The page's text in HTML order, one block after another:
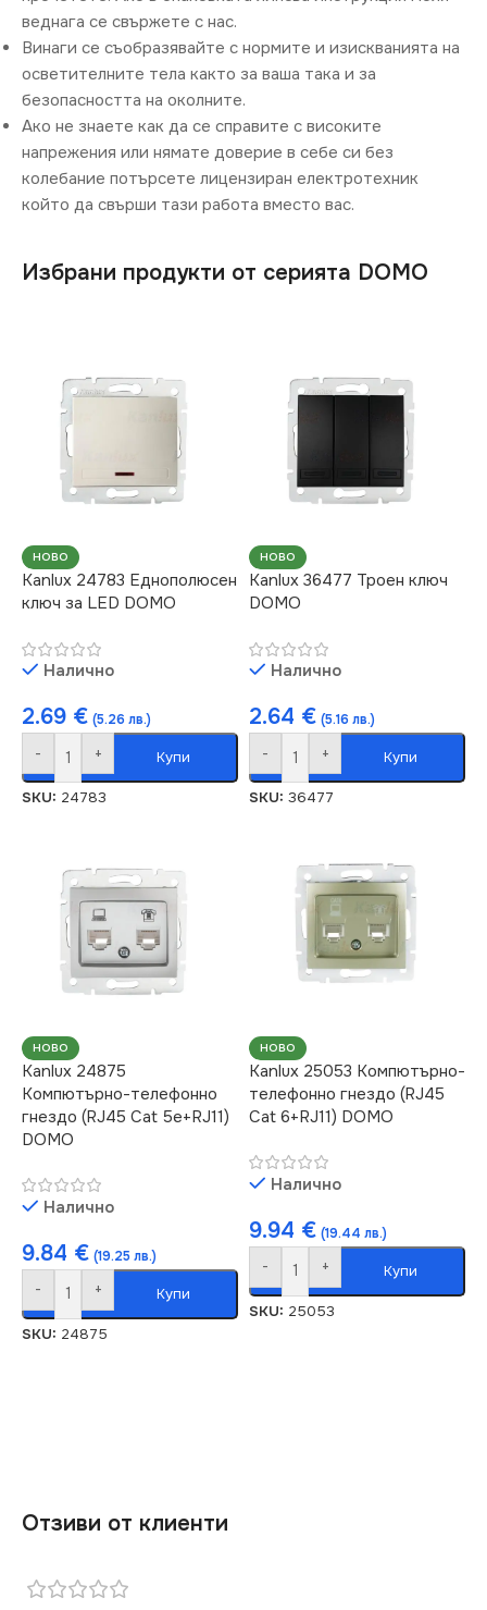
веднага се свържете с нас.
Винаги се съобразявайте с нормите и изискванията на
осветителните тела както за ваша така и за
безопасността на околните.
Ако не знаете как да се справите с високите
напрежения или нямате доверие в себе си без
колебание потърсете лицензиран електротехник
който да свърши тази работа вместо вас.
Избрани продукти от серията DOMO
НОВО
Kanlux 24783 Еднополюсен
ключ за LED DOMO
Налично
2.69 € (5.26 лв.)
- + Купи
SKU: 24783
НОВО
Kanlux 36477 Троен ключ
DOMO
Налично
2.64 € (5.16 лв.)
- + Купи
SKU: 36477
НОВО
Kanlux 24875
Компютърно-телефонно
гнездо (RJ45 Cat 5e+RJ11)
DOMO
Налично
9.84 € (19.25 лв.)
- + Купи
SKU: 24875
НОВО
Kanlux 25053 Компютърно-
телефонно гнездо (RJ45
Cat 6+RJ11) DOMO
Налично
9.94 € (19.44 лв.)
- + Купи
SKU: 25053
Отзиви от клиенти